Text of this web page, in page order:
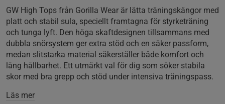
GW High Tops från Gorilla Wear är lätta träningskängor med
platt och stabil sula, speciellt framtagna för styrketräning
och tunga lyft. Den höga skaftdesignen tillsammans med
dubbla snörsystem ger extra stöd och en säker passform,
medan slitstarka material säkerställer både komfort och
lång hållbarhet. Ett utmärkt val för dig som söker stabila
skor med bra grepp och stöd under intensiva träningspass.
Läs mer